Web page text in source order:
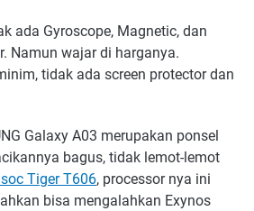
ada Gyroscope, Magnetic, dan
Namun wajar di harganya.
tidak ada screen protector dan
Galaxy A03 merupakan ponsel
bagus, tidak lemot-lemot
Tiger T606, processor nya ini
bisa mengalahkan Exynos